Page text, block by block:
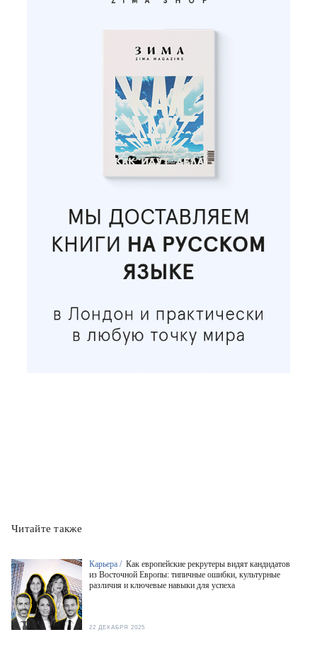
Читайте также
Карьера / Как европейские рекрутеры видят кандидатов
из Восточной Европы: типичные ошибки, культурные
различия и ключевые навыки для успеха
22 ДЕКАБРЯ 2025